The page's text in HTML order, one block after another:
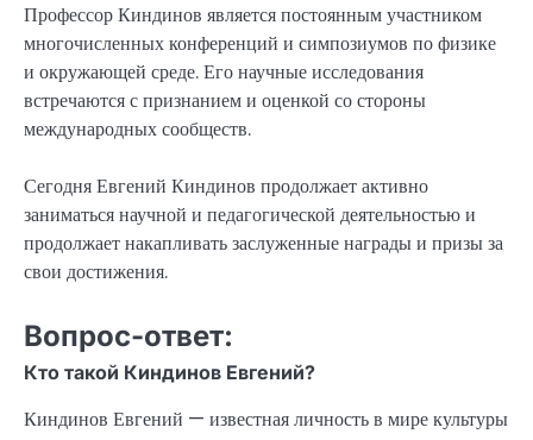
Профессор Киндинов является постоянным участником
многочисленных конференций и симпозиумов по физике
и окружающей среде. Его научные исследования
встречаются с признанием и оценкой со стороны
международных сообществ.
Сегодня Евгений Киндинов продолжает активно
заниматься научной и педагогической деятельностью и
продолжает накапливать заслуженные награды и призы за
свои достижения.
Вопрос-ответ:
Кто такой Киндинов Евгений?
Киндинов Евгений — известная личность в мире культуры